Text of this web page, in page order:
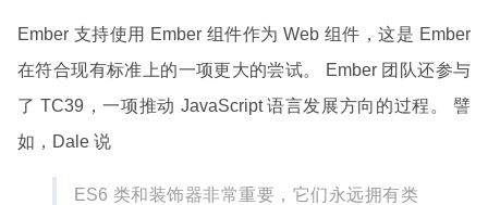
Ember 支持使用 Ember 组件作为 Web 组件，这是 Ember
在符合现有标准上的一项更大的尝试。 Ember 团队还参与
了 TC39，一项推动 JavaScript 语言发展方向的过程。 譬
如，Dale 说
ES6 类和装饰器非常重要，它们永远拥有类